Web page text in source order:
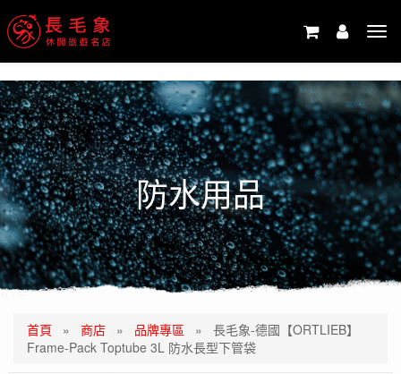
防水用品
首頁 » 商店 » 品牌專區 » 長毛象-德國【ORTLIEB】
Frame-Pack Toptube 3L 防水長型下管袋